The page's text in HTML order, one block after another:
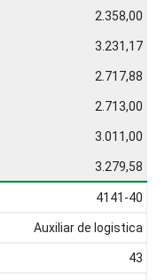
2.358,00
3.231,17
2.717,88
2.713,00
3.011,00
3.279,58
4141-40
Auxiliar de logistica
43